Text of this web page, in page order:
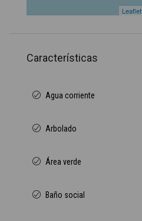
Leaflet
Características
Agua corriente
Arbolado
Área verde
Baño social